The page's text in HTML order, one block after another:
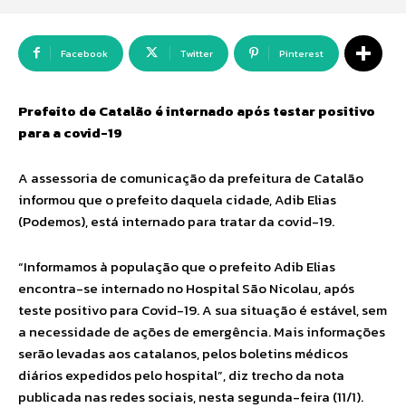
Facebook Twitter Pinterest
Prefeito de Catalão é internado após testar positivo
para a covid-19
A assessoria de comunicação da prefeitura de Catalão
informou que o prefeito daquela cidade, Adib Elias
(Podemos), está internado para tratar da covid-19.
“Informamos à população que o prefeito Adib Elias
encontra-se internado no Hospital São Nicolau, após
teste positivo para Covid-19. A sua situação é estável, sem
a necessidade de ações de emergência. Mais informações
serão levadas aos catalanos, pelos boletins médicos
diários expedidos pelo hospital”, diz trecho da nota
publicada nas redes sociais, nesta segunda-feira (11/1).